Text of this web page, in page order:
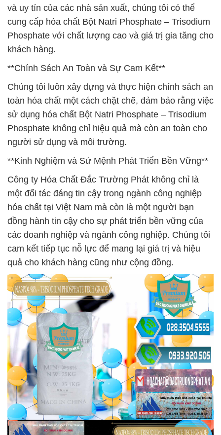
và uy tín của các nhà sản xuất, chúng tôi có thể
cung cấp hóa chất Bột Natri Phosphate – Trisodium
Phosphate với chất lượng cao và giá trị gia tăng cho
khách hàng.
**Chính Sách An Toàn và Sự Cam Kết**
Chúng tôi luôn xây dựng và thực hiện chính sách an
toàn hóa chất một cách chặt chẽ, đảm bảo rằng việc
sử dụng hóa chất Bột Natri Phosphate – Trisodium
Phosphate không chỉ hiệu quả mà còn an toàn cho
người sử dụng và môi trường.
**Kinh Nghiệm và Sứ Mệnh Phát Triển Bền Vững**
Công ty Hóa Chất Đắc Trường Phát không chỉ là
một đối tác đáng tin cậy trong ngành công nghiệp
hóa chất tại Việt Nam mà còn là một người bạn
đồng hành tin cậy cho sự phát triển bền vững của
các doanh nghiệp và ngành công nghiệp. Chúng tôi
cam kết tiếp tục nỗ lực để mang lại giá trị và hiệu
quả cho khách hàng cũng như cộng đồng.